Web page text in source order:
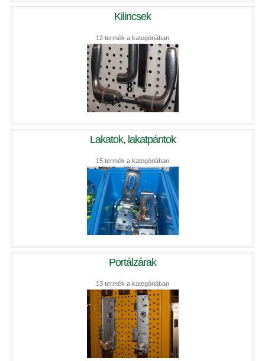
Kilincsek
12 termék a kategóriában
Lakatok, lakatpántok
15 termék a kategóriában
Portálzárak
13 termék a kategóriában